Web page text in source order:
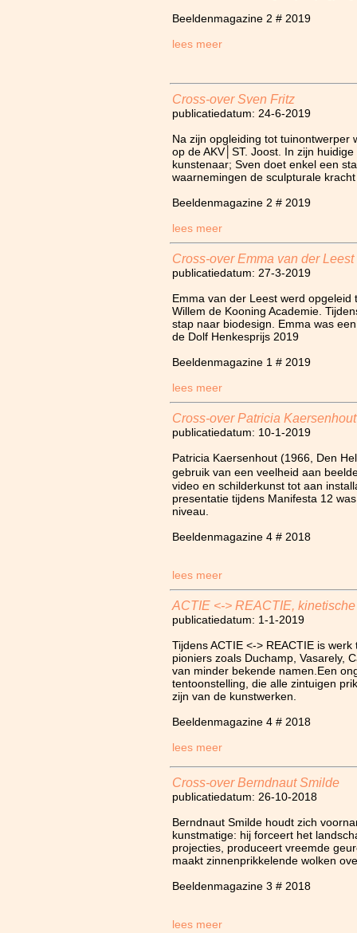
Beeldenmagazine 2 # 2019
lees meer
Cross-over Sven Fritz
publicatiedatum: 24-6-2019
Na zijn opgleiding tot tuinontwerper
op de AKV│ST. Joost. In zijn
kunstenaar; Sven doet enkel een
waarnemingen de sculpturale
Beeldenmagazine 2 # 2019
lees meer
Cross-over Emma van der Leest
publicatiedatum: 27-3-2019
Emma van der Leest werd
Willem de Kooning Academie.
stap naar biodesign. Emma was
de Dolf Henkesprijs 2019
Beeldenmagazine 1 # 2019
lees meer
Cross-over Patricia Kaersenhout
publicatiedatum: 10-1-2019
Patricia Kaersenhout (1966, Den
gebruik van een veelheid aan
video en schilderkunst tot aan
presentatie tijdens Manifesta 12
niveau.
Beeldenmagazine 4 # 2018
lees meer
ACTIE <-> REACTIE,
publicatiedatum: 1-1-2019
Tijdens ACTIE <-> REACTIE is
pioniers zoals Duchamp, Vasarely,
van minder bekende namen.Een
tentoonstelling, die alle zintuigen
zijn van de kunstwerken.
Beeldenmagazine 4 # 2018
lees meer
Cross-over Berndnaut Smilde
publicatiedatum: 26-10-2018
Berndnaut Smilde houdt zich
kunstmatige: hij forceert het
projecties, produceert vreemde
maakt zinnenprikkelende wolken
Beeldenmagazine 3 # 2018
lees meer